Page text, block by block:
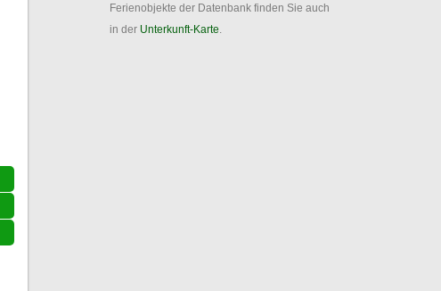
Ferienobjekte der Datenbank finden Sie auch
in der Unterkunft-Karte.